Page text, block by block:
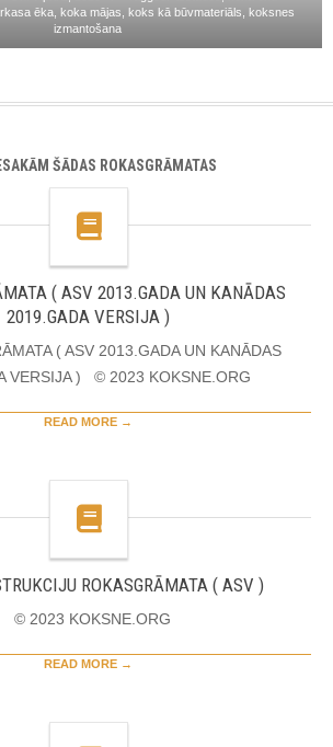
ēka, koka mājas koks kā būvmateriāls koksnes
izmantošana
ŠĀDAS ROKASGRĀMATAS
( ASV 2013.GADA UN KANĀDAS
2019.GADA VERSIJA )
( ASV 2013.GADA UN KANĀDAS
VERSIJA ) © 2023 KOKSNE.ORG
READ MORE →
ROKASGRĀMATA ( ASV )
© 2023 KOKSNE.ORG
READ MORE →